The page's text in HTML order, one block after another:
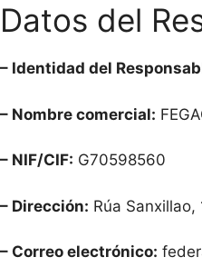
Datos del
– Identidad del
– Nombre comercial:
– NIF/CIF: G70598560
– Dirección: Rúa
– Correo electrónico: